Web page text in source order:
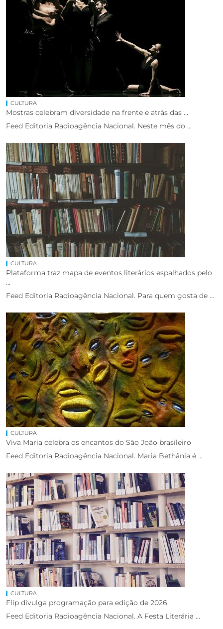
CULTURA
Mostras celebram diversidade na frente e atrás das ...
Feed Editoria Radioagência Nacional. Neste mês do ...
CULTURA
Plataforma traz mapa de eventos literários espalhados pelo
...
Feed Editoria Radioagência Nacional. Para quem gosta de ...
CULTURA
Viva Maria celebra os encantos do São João brasileiro
Feed Editoria Radioagência Nacional. Maria Bethânia é ...
CULTURA
Flip divulga programação para edição de 2026
Feed Editoria Radioagência Nacional. A Festa Literária ...